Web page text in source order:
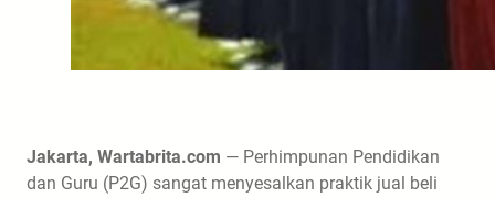
Jakarta, Wartabrita.com — Perhimpunan Pendidikan
dan Guru (P2G) sangat menyesalkan praktik jual beli